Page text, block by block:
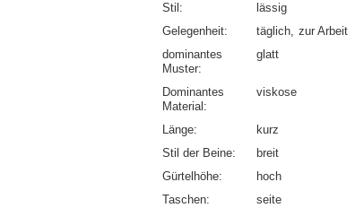
Stil
lässig
Gelegenheit
täglich zur Arbeit
dominantes
Muster
glatt
Dominantes
Material
viskose
Länge
kurz
Stil der Beine
breit
Gürtelhöhe
hoch
Taschen
seite